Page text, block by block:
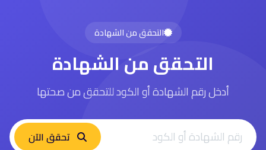
التحقق من الشهادة
التحقق من الشهادة
أدخل رقم الشهادة أو الكود للتحقق من صحتها